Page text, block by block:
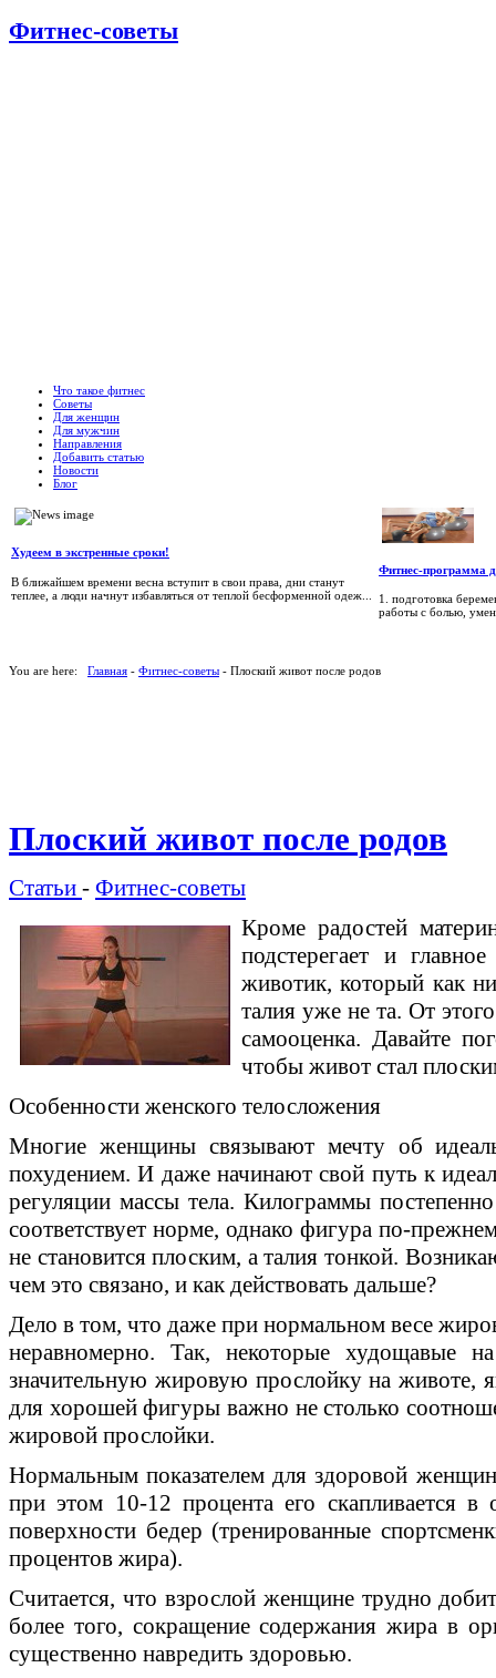
Фитнес-советы
Что такое фитнес
Советы
Для женщин
Для мужчин
Направления
Добавить статью
Новости
Блог
Худеем в экстренные сроки!
В ближайшем времени весна вступит в свои права, дни станут
теплее, а люди начнут избавляться от теплой бесформенной одеж...
Фитнес-программа
1. подготовка
работы с болью,
You are here: Главная - Фитнес-советы - Плоский живот после родов
Плоский живот после родов
Статьи - Фитнес-советы
Кроме радостей
подстерегает и
животик, который как
талия уже не та. От
самооценка. Давайте
чтобы живот стал
Особенности женского телосложения
Многие женщины связывают мечту об
похудением. И даже начинают свой путь к
регуляции массы тела. Килограммы
соответствует норме, однако фигура по-
не становится плоским, а талия тонкой.
чем это связано, и как действовать дальше?
Дело в том, что даже при нормальном весе
неравномерно. Так, некоторые худощавые
значительную жировую прослойку на животе,
для хорошей фигуры важно не столько
жировой прослойки.
Нормальным показателем для здоровой
при этом 10-12 процента его скапливается в
поверхности бедер (тренированные
процентов жира).
Считается, что взрослой женщине трудно
более того, сокращение содержания жира в
существенно навредить здоровью.